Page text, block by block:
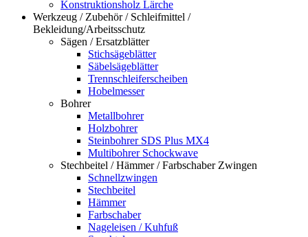
Konstruktionsholz Lärche
Werkzeug / Zubehör / Schleifmittel /
Bekleidung/Arbeitsschutz
Sägen / Ersatzblätter
Stichsägeblätter
Säbelsägeblätter
Trennschleiferscheiben
Hobelmesser
Bohrer
Metallbohrer
Holzbohrer
Steinbohrer SDS Plus MX4
Multibohrer Schockwave
Stechbeitel / Hämmer / Farbschaber Zwingen
Schnellzwingen
Stechbeitel
Hämmer
Farbschaber
Nageleisen / Kuhfuß